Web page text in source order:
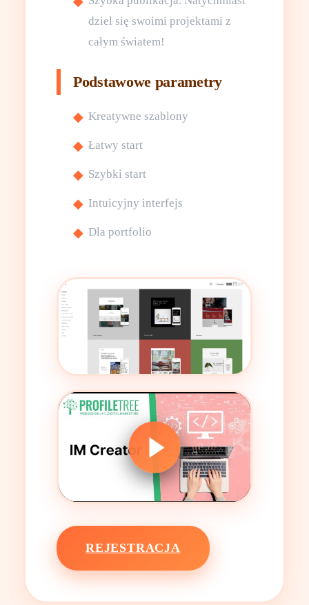
dziel się swoimi projektami z
całym światem!
Podstawowe parametry
Kreatywne szablony
Łatwy start
Szybki start
Intuicyjny interfejs
Dla portfolio
REJESTRACJA